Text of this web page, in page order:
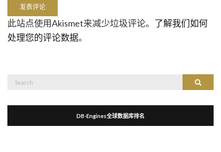
此站点使用Akismet来减少垃圾评论。 了解我们如何
处理您的评论数据。
Search
DB-Engines全球数据库排名